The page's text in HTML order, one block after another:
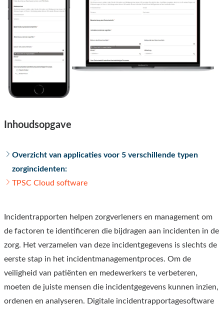
Inhoudsopgave
Overzicht van applicaties voor 5 verschillende typen
zorgincidenten:
TPSC Cloud software
Incidentrapporten helpen zorgverleners en management om
de factoren te identificeren die bijdragen aan incidenten in de
zorg. Het verzamelen van deze incidentgegevens is slechts de
eerste stap in het incidentmanagementproces. Om de
veiligheid van patiënten en medewerkers te verbeteren,
moeten de juiste mensen die incidentgegevens kunnen inzien,
ordenen en analyseren. Digitale incidentrapportagesoftware